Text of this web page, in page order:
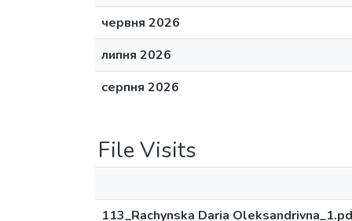
червня 2026
липня 2026
серпня 2026
File Visits
113_Rachynska Daria